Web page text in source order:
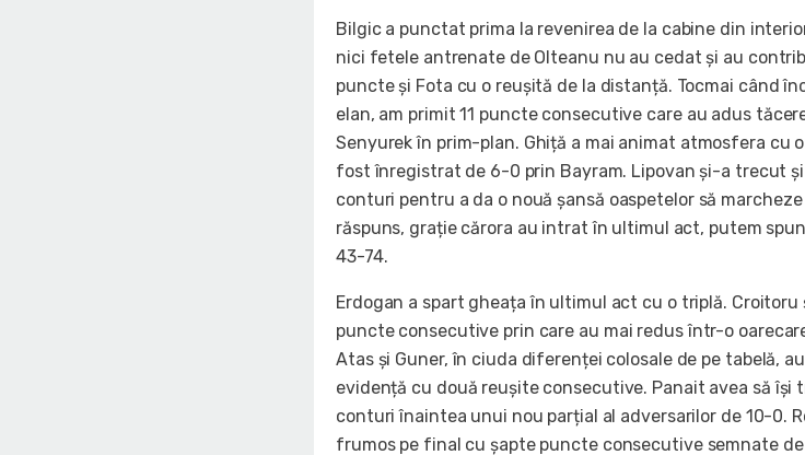
Bilgic a punctat prima la revenirea de la cabine din
nici fetele antrenate de Olteanu nu au cedat și au
puncte și Fota cu o reușită de la distanță. Tocmai când
elan, am primit 11 puncte consecutive care au adus
Senyurek în prim-plan. Ghiță a mai animat atmosfera cu
fost înregistrat de 6-0 prin Bayram. Lipovan și-a trecut
conturi pentru a da o nouă șansă oaspetelor să
răspuns, grație cărora au intrat în ultimul act, putem
43-74.
Erdogan a spart gheața în ultimul act cu o triplă.
puncte consecutive prin care au mai redus într-o
Atas și Guner, în ciuda diferenței colosale de pe tabelă,
evidență cu două reușite consecutive. Panait avea să își
conturi înaintea unui nou parțial al adversarilor de 10-0.
frumos pe final cu șapte puncte consecutive semnate de